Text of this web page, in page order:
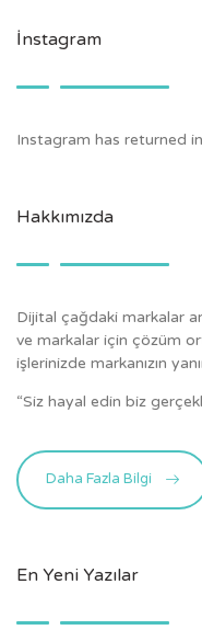
İnstagram
Instagram has returned
Hakkımızda
Dijital çağdaki markalar
ve markalar için çözüm
işlerinizde markanızın
“Siz hayal edin biz
Daha Fazla Bilgi
En Yeni Yazılar